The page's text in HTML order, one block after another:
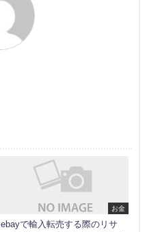
お金
ebayで輸入転売する際のリサ